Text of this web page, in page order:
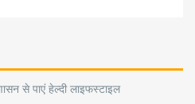
से पाएं हेल्दी लाइफस्टाइल